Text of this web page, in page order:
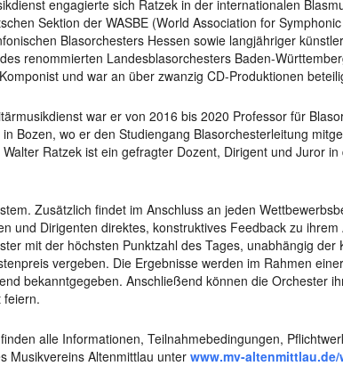
engagierte sich Ratzek in der internationalen
Sektion der WASBE (World Association for
Blasorchesters Hessen sowie langjähriger
renommierten Landesblasorchesters Baden-
und war an über zwanzig CD-Produktionen
war er von 2016 bis 2020 Professor für
Bozen, wo er den Studiengang Blasorchesterleitung
Ratzek ist ein gefragter Dozent, Dirigent und Juror in
Zusätzlich findet im Anschluss an jeden
und Dirigenten direktes, konstruktives Feedback zu ihrem
mit der höchsten Punktzahl des Tages, unabhängig der
vergeben. Die Ergebnisse werden im Rahmen einer
bekanntgegeben. Anschließend können die Orchester
feiern.
alle Informationen, Teilnahmebedingungen,
Musikvereins Altenmittlau unter www.mv-